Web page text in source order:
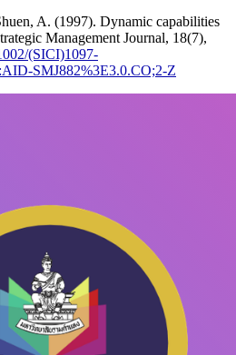
A. (1997). Dynamic capabilities
Management Journal, 18(7),
(SICI)1097-
SMJ882%3E3.0.CO;2-Z